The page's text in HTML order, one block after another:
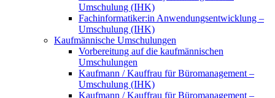
Umschulung (IHK)
Fachinformatiker:in Anwendungsentwicklung –
Umschulung (IHK)
Kaufmännische Umschulungen
Vorbereitung auf die kaufmännischen
Umschulungen
Kaufmann / Kauffrau für Büromanagement –
Umschulung (IHK)
Kaufmann / Kauffrau für Büromanagement –